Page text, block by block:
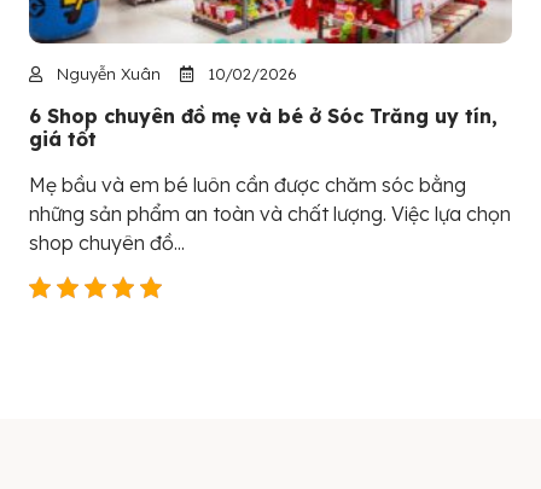
Nguyễn Xuân 10/02/2026
6 Shop chuyên đồ mẹ và bé ở Sóc Trăng uy tín,
giá tốt
Mẹ bầu và em bé luôn cần được chăm sóc bằng
những sản phẩm an toàn và chất lượng. Việc lựa chọn
shop chuyên đồ...